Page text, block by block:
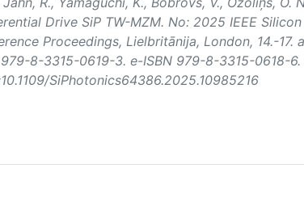
Drive SiP TW-MZM. No: 2025 IEEE
Proceedings, Lielbritānija, London, 14.-
8-3315-0619-3. e-ISBN 979-8-3315-0618-6.
SiPhotonics64386.2025.10985216